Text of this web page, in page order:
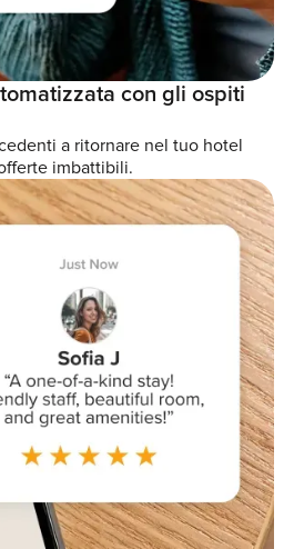
con gli ospiti
a ritornare nel tuo hotel
imbattibili.